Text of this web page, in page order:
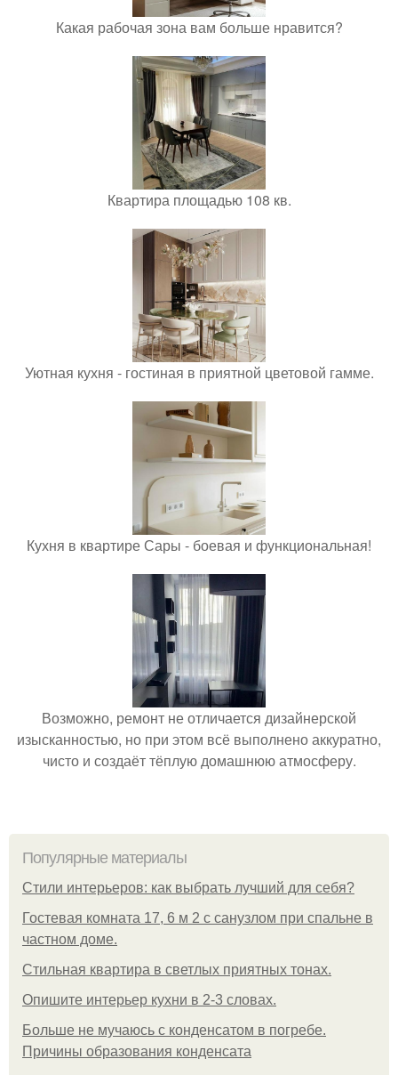
Какая рабочая зона вам больше нравится?
Квартира площадью 108 кв.
Уютная кухня - гостиная в приятной цветовой гамме.
Кухня в квартире Сары - боевая и функциональная!
Возможно, ремонт не отличается дизайнерской
изысканностью, но при этом всё выполнено аккуратно,
чисто и создаёт тёплую домашнюю атмосферу.
Популярные материалы
Стили интерьеров: как выбрать лучший для себя?
Гостевая комната 17, 6 м 2 с санузлом при спальне в
частном доме.
Стильная квартира в светлых приятных тонах.
Опишите интерьер кухни в 2-3 словах.
Больше не мучаюсь с конденсатом в погребе.
Причины образования конденсата